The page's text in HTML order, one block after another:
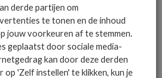
toe aan Agent Risk Manager
derde partijen om
te tonen en de inhoud
jouw voorkeuren af te stemmen.
geplaatst door sociale media-
kan door deze derden
'Zelf instellen' te klikken, kun je